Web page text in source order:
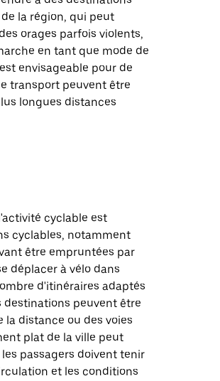
la région, qui peut
orages parfois violents,
en tant que mode de
envisageable pour de
transport peuvent être
longues distances
cyclable est
cyclables, notamment
être empruntées par
déplacer à vélo dans
d'itinéraires adaptés
destinations peuvent être
distance ou des voies
plat de la ville peut
passagers doivent tenir
et les conditions